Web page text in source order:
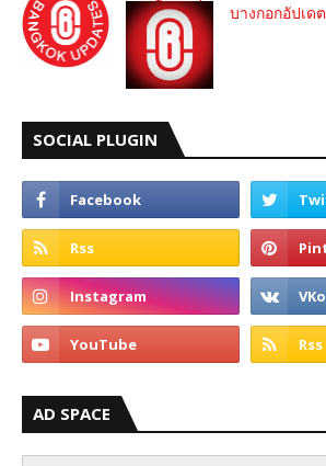
บางกอกอัปเดต
SOCIAL PLUGIN
AD SPACE